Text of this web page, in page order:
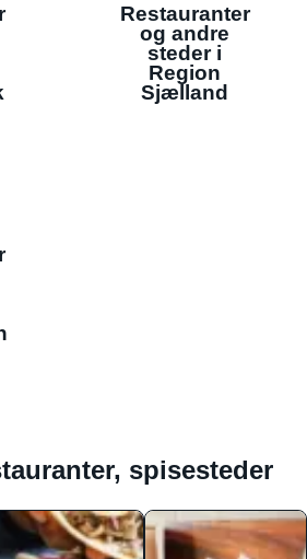
Restauranter
og andre
steder i
Region
Sjælland
spisesteder